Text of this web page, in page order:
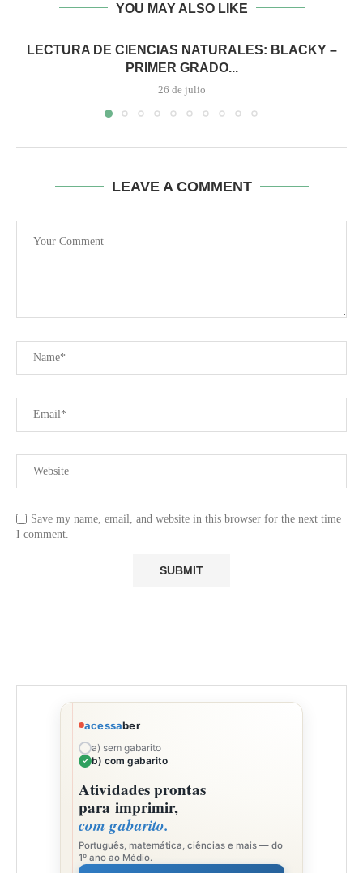
YOU MAY ALSO LIKE
LECTURA DE CIENCIAS NATURALES: BLACKY –
PRIMER GRADO...
26 de julio
LEAVE A COMMENT
Save my name, email, and website in this browser for the next time
I comment.
acessaber
a) sem gabarito
b) com gabarito
Atividades prontas
para imprimir,
com gabarito.
Português, matemática, ciências e mais — do
1º ano ao Médio.